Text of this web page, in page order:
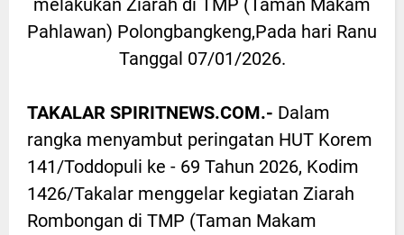
melakukan Ziarah di TMP (Taman Makam
Pahlawan) Polongbangkeng,Pada hari Ranu
Tanggal 07/01/2026.
TAKALAR SPIRITNEWS.COM.- Dalam
rangka menyambut peringatan HUT Korem
141/Toddopuli ke - 69 Tahun 2026, Kodim
1426/Takalar menggelar kegiatan Ziarah
Rombongan di TMP (Taman Makam